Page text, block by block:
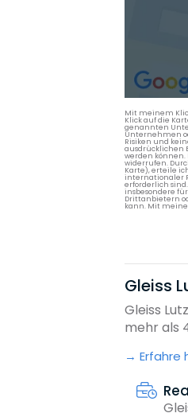
Mit meinem
Klick auf die
genannten
Unternehmen
Risiken und
ausdrücklichen
werden
widerrufen.
Karte), erteile
internationaler
erforderlich
insbesondere
Drittanbietern
kann. Mit
Gleiss
Gleiss
mehr als
Erfahre